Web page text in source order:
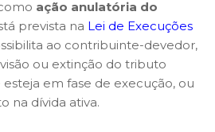
ação anulatória do
prevista na Lei de Execuções
ao contribuinte-devedor,
ou extinção do tributo
em fase de execução, ou
na dívida ativa.